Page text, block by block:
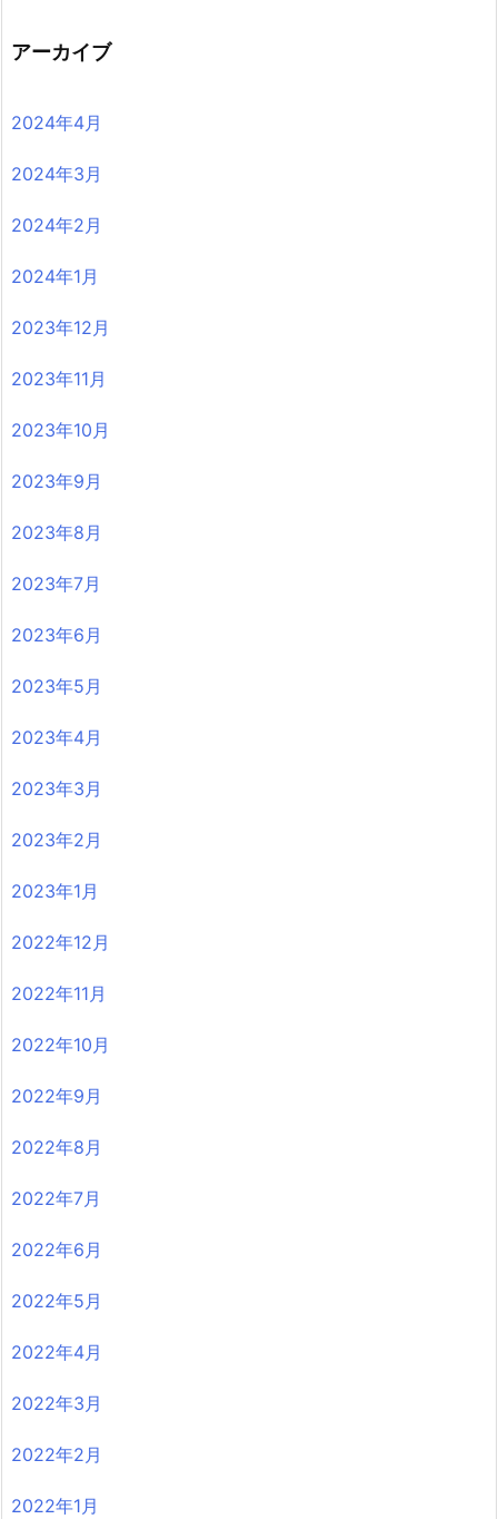
アーカイブ
2024年4月
2024年3月
2024年2月
2024年1月
2023年12月
2023年11月
2023年10月
2023年9月
2023年8月
2023年7月
2023年6月
2023年5月
2023年4月
2023年3月
2023年2月
2023年1月
2022年12月
2022年11月
2022年10月
2022年9月
2022年8月
2022年7月
2022年6月
2022年5月
2022年4月
2022年3月
2022年2月
2022年1月